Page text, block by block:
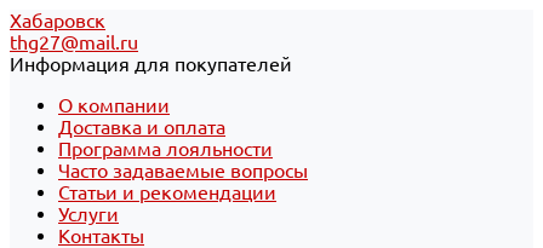
Хабаровск
thg27@mail.ru
Информация для покупателей
О компании
Доставка и оплата
Программа лояльности
Часто задаваемые вопросы
Статьи и рекомендации
Услуги
Контакты